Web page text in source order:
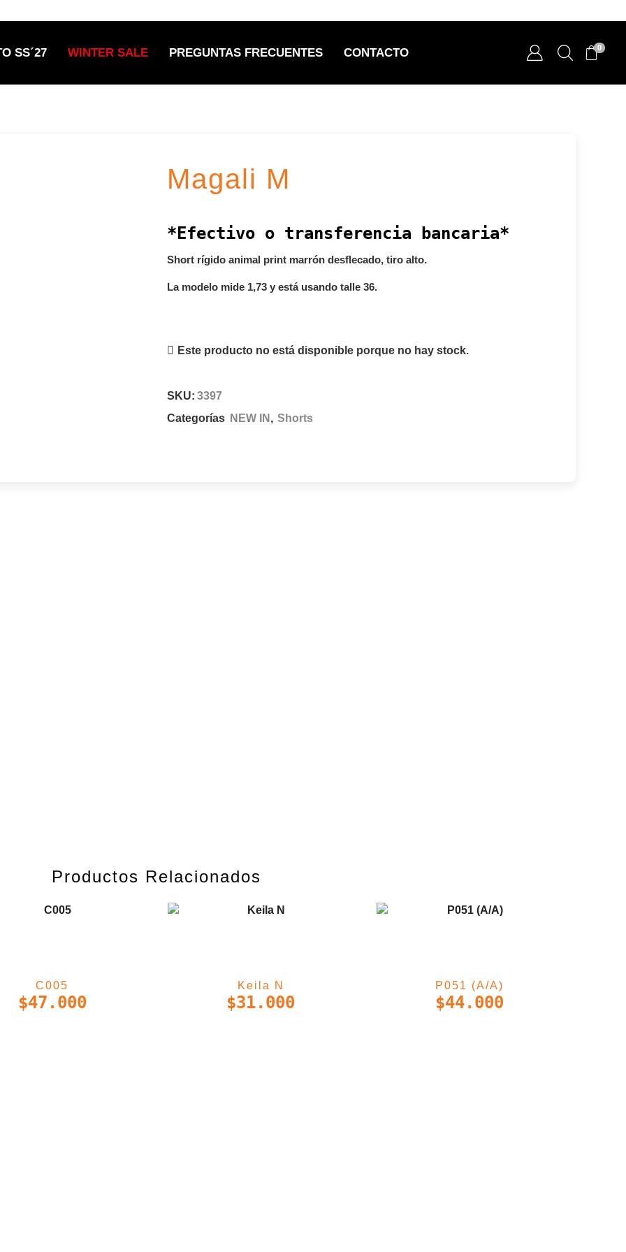
SS´27 WINTER SALE PREGUNTAS FRECUENTES CONTACTO 0
Magali M
*Efectivo o transferencia bancaria*
Short rígido animal print marrón desflecado, tiro alto.
La modelo mide 1,73 y está usando talle 36.
Este producto no está disponible porque no hay stock.
SKU: 3397
Categorías NEW IN , Shorts
Productos Relacionados
C005
$47.000
Keila N
$31.000
P051 (A/A)
$44.000